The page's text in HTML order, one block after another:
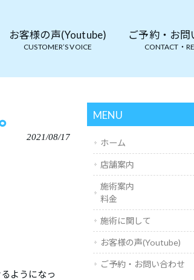
お客様の声(Youtube)
CUSTOMER’S VOICE
ご予約・お問
CONTACT・
2021/08/17
ようになっ
MENU
ホーム
店舗案内
施術案内
料金
施術に関して
お客様の声(Youtube)
ご予約・お問い合わせ